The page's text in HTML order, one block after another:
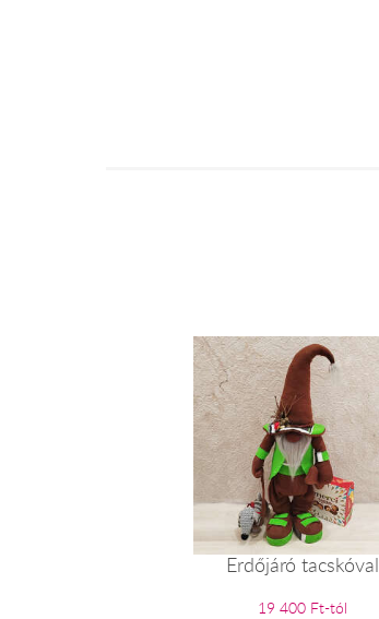
Erdőjáró tacskóval
19 400 Ft-tól